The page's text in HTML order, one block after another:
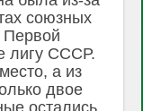
союзных
Первой
лигу СССР.
а из
двое